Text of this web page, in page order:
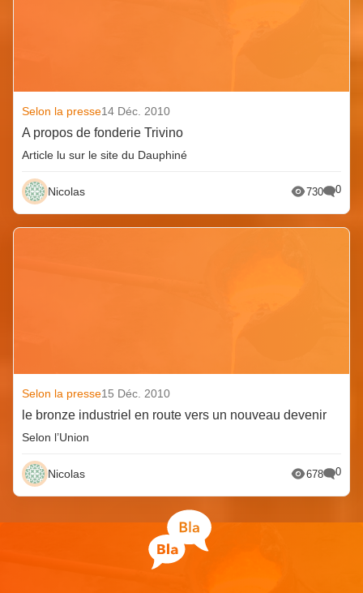
Selon la presse14 Déc. 2010
A propos de fonderie Trivino
Article lu sur le site du Dauphiné
Nicolas 730 0
Selon la presse15 Déc. 2010
le bronze industriel en route vers un nouveau devenir
Selon l’Union
Nicolas 678 0